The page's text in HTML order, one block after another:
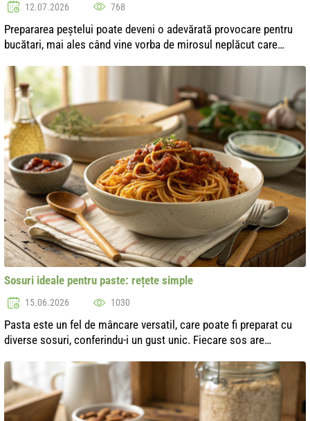
12.07.2026 768
Prepararea peștelui poate deveni o adevărată provocare pentru
bucătari, mai ales când vine vorba de mirosul neplăcut care
care permit min...
Sosuri ideale pentru paste: rețete simple
15.06.2026 1030
Pasta este un fel de mâncare versatil, care poate fi preparat cu
diverse sosuri, conferindu-i un gust unic. Fiecare sos are
capodope...